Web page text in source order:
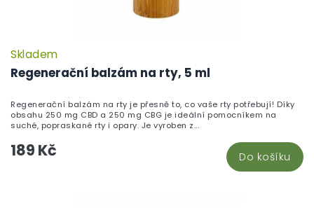
Regenerační balzám na rty, 5 ml
Skladem
189 Kč Do košíku
Regenerační balzám na rty je přesně to, co vaše rty potřebují! Díky
obsahu 250 mg CBD a 250 mg CBG je ideální pomocníkem na
suché, popraskané rty i opary. Je vyroben z...